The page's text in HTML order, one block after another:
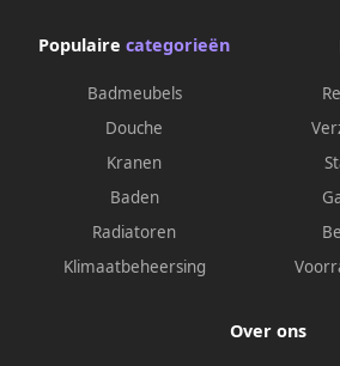
Populaire categorieën
Badmeubels
Douche
Kranen
Baden
Radiatoren
Klimaatbeheersing
Over ons